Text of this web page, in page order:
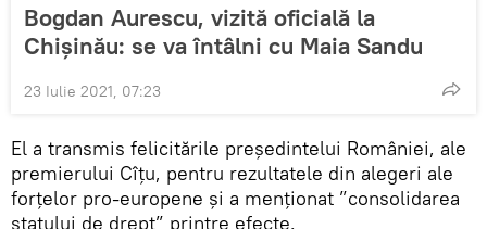
Bogdan Aurescu, vizită oficială la
Chișinău: se va întâlni cu Maia Sandu
23 Iulie 2021, 07:23
El a transmis felicitările președintelui României, ale
premierului Cîțu, pentru rezultatele din alegeri ale
forțelor pro-europene și a menționat ”consolidarea
statului de drept” printre efecte.